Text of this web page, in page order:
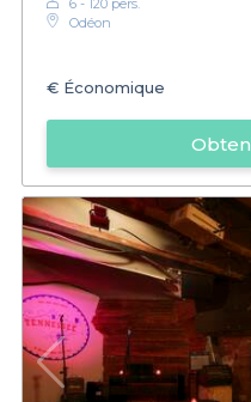
6 - 120 pers.
Odéon
€ Économique